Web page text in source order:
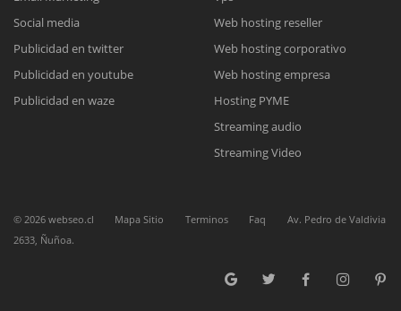
Nuestros ejecutivos le enviarán un correo electrónico con el enlace a
Cotización
Complete el formulario y nos contactaremos a la brevedad.
Chat Online
Todos nuestros ejecutivos están fuera de línea. Complete el formulario
para enviarnos un correo electrónico con sus datos personales.
Social media
Publicidad en twitter
Publicidad en youtube
Publicidad en waze
Web hosting reseller
Web hosting corporativo
Web hosting empresa
Hosting PYME
Streaming audio
Streaming Video
© 2026 webseo.cl Mapa Sitio Terminos Faq
Av. Pedro de Valdivia
2633, Ñuñoa.